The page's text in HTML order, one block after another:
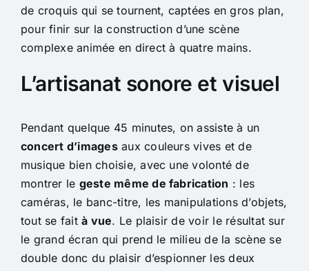
de croquis qui se tournent, captées en gros plan,
pour finir sur la construction d’une scène
complexe animée en direct à quatre mains.
L’artisanat sonore et visuel
Pendant quelque 45 minutes, on assiste à un
concert d’imagesaux couleurs vives et de
musique bien choisie, avec une volonté de
montrer le geste même de fabrication : les
caméras, le banc-titre, les manipulations d’objets,
tout se faità vue. Le plaisir de voir le résultat sur
le grand écran qui prend le milieu de la scène se
double donc du plaisir d’espionner les deux